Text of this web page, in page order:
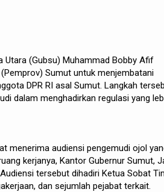
Utara (Gubsu) Muhammad Bobby Afif
Sumut untuk menjembatani
DPR RI asal Sumut. Langkah
dalam menghadirkan regulasi yang
menerima audiensi pengemudi ojol
kerjanya, Kantor Gubernur Sumut,
tersebut dihadiri Ketua Sobat
dan sejumlah pejabat terkait.